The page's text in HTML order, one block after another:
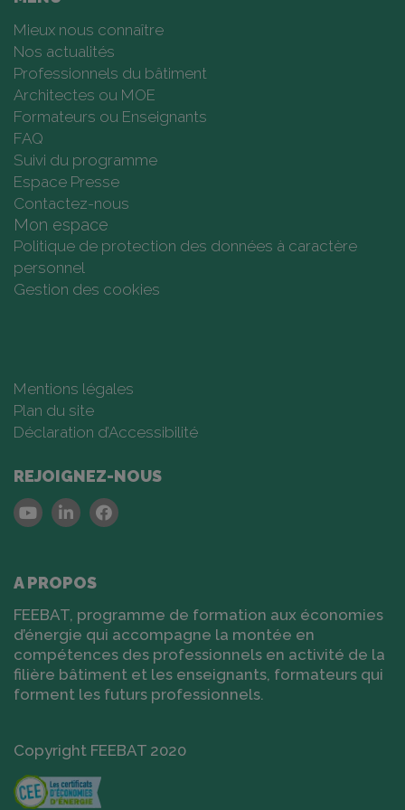
Mieux nous connaître
Nos actualités
Professionnels du bâtiment
Architectes ou MOE
Formateurs ou Enseignants
FAQ
Suivi du programme
Espace Presse
Contactez-nous
Mon espace
Politique de protection des données à caractère
personnel
Gestion des cookies
Mentions légales
Plan du site
Déclaration d’Accessibilité
REJOIGNEZ-NOUS
YoutubeLinkedinFacebook
A PROPOS
FEEBAT, programme de formation aux économies
d’énergie qui accompagne la montée en
compétences des professionnels en activité de la
filière bâtiment et les enseignants, formateurs qui
forment les futurs professionnels.
Copyright FEEBAT 2020